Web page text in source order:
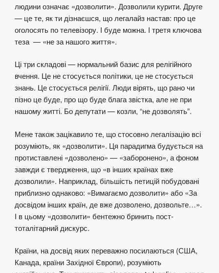
людини означає «дозволити». Дозволили курити. Друге
— це те, як ти дізнаєшся, що легалайз настав: про це
оголосять по телевізору. І буде можна. І третя ключова
теза — «не за нашого життя».
Ці три складові — нормальний базис для релігійного
вчення. Це не стосується політики, це не стосується
знань. Це стосується релігії. Люди вірять, що рано чи
пізно це буде, про що буде блага звістка, але не при
нашому житті. Бо депутати — козли, “не дозволять”.
Мене також зацікавило те, що стосовно легалізацію всі
розуміють, як «дозволити». Ця парадигма будується на
протиставлені «дозволено» — «заборонено», а фоном
завжди є твердження, що «в інших країнах вже
дозволили». Наприклад, більшість петицій побудовані
приблизно однаково: «Вимагаємо дозволити» або «За
досвідом інших країн, де вже дозволено, дозвольте…».
І в цьому «дозволити» бентежно бринить пост-
тоталітарний дискурс.
Країни, на досвід яких переважно посилаються (США,
Канада, країни Західної Європи), розуміють